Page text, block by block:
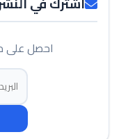
احصل على
البريد